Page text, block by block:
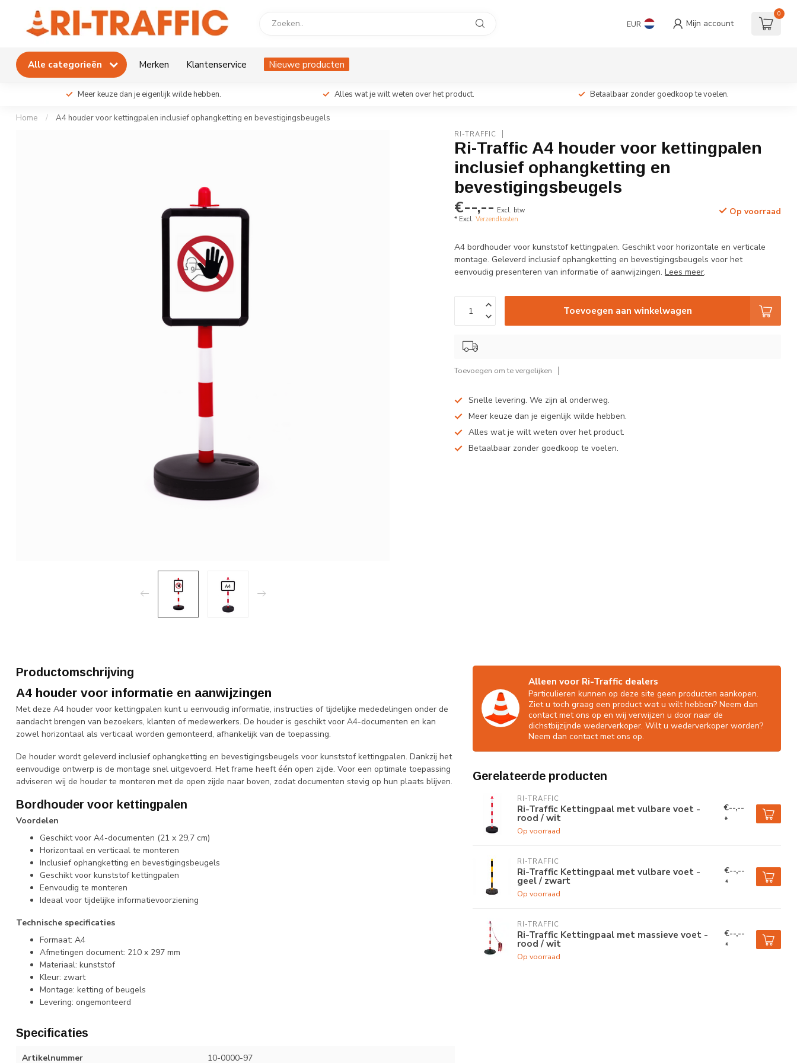
EUR Mijn account
0
Alle categorieën Merken Klantenservice Nieuwe producten
Meer keuze dan je eigenlijk wilde hebben. Alles wat je wilt weten over het product. Betaalbaar zonder goedkoop te voelen.
Home / A4 houder voor kettingpalen inclusief ophangketting en bevestigingsbeugels
RI-TRAFFIC
Ri-Traffic A4 houder voor kettingpalen
inclusief ophangketting en
bevestigingsbeugels
€--,-- Excl. btw
* Excl.Verzendkosten
Op voorraad
A4 bordhouder voor kunststof kettingpalen. Geschikt voor horizontale en verticale
montage. Geleverd inclusief ophangketting en bevestigingsbeugels voor het
eenvoudig presenteren van informatie of aanwijzingen.Lees meer.
Toevoegen aan winkelwagen
Toevoegen om te vergelijken
Snelle levering. We zijn al onderweg.
Meer keuze dan je eigenlijk wilde hebben.
Alles wat je wilt weten over het product.
Betaalbaar zonder goedkoop te voelen.
Productomschrijving
A4 houder voor informatie en aanwijzingen
Met deze A4 houder voor kettingpalen kunt u eenvoudig informatie, instructies of tijdelijke mededelingen onder de
aandacht brengen van bezoekers, klanten of medewerkers. De houder is geschikt voor A4-documenten en kan
zowel horizontaal als verticaal worden gemonteerd, afhankelijk van de toepassing.
De houder wordt geleverd inclusief ophangketting en bevestigingsbeugels voor kunststof kettingpalen. Dankzij het
eenvoudige ontwerp is de montage snel uitgevoerd. Het frame heeft één open zijde. Voor een optimale toepassing
adviseren wij de houder te monteren met de open zijde naar boven, zodat documenten stevig op hun plaats blijven.
Bordhouder voor kettingpalen
Voordelen
Geschikt voor A4-documenten (21 x 29,7 cm)
Horizontaal en verticaal te monteren
Inclusief ophangketting en bevestigingsbeugels
Geschikt voor kunststof kettingpalen
Eenvoudig te monteren
Ideaal voor tijdelijke informatievoorziening
Technische specificaties
Formaat: A4
Afmetingen document: 210 x 297 mm
Materiaal: kunststof
Kleur: zwart
Montage: ketting of beugels
Levering: ongemonteerd
Specificaties
Artikelnummer 10-0000-97
Alleen voor Ri-Traffic dealers
Particulieren kunnen op deze site geen producten aankopen.
Ziet u toch graag een product wat u wilt hebben? Neem dan
contact met ons op en wij verwijzen u door naar de
dichstbijzijnde wederverkoper. Wilt u wederverkoper worden?
Neem dan contact met ons op.
Gerelateerde producten
RI-TRAFFIC
Ri-Traffic Kettingpaal met vulbare voet -
rood / wit
Op voorraad
€--,--
*
RI-TRAFFIC
Ri-Traffic Kettingpaal met vulbare voet -
geel / zwart
Op voorraad
€--,--
*
RI-TRAFFIC
Ri-Traffic Kettingpaal met massieve voet -
rood / wit
Op voorraad
€--,--
*